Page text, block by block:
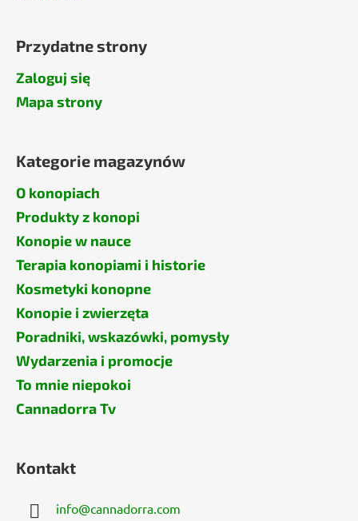
Przydatne strony
Zaloguj się
Mapa strony
Kategorie magazynów
O konopiach
Produkty z konopi
Konopie w nauce
Terapia konopiami i historie
Kosmetyki konopne
Konopie i zwierzęta
Poradniki, wskazówki, pomysły
Wydarzenia i promocje
To mnie niepokoi
Cannadorra Tv
Kontakt
info@cannadorra.com